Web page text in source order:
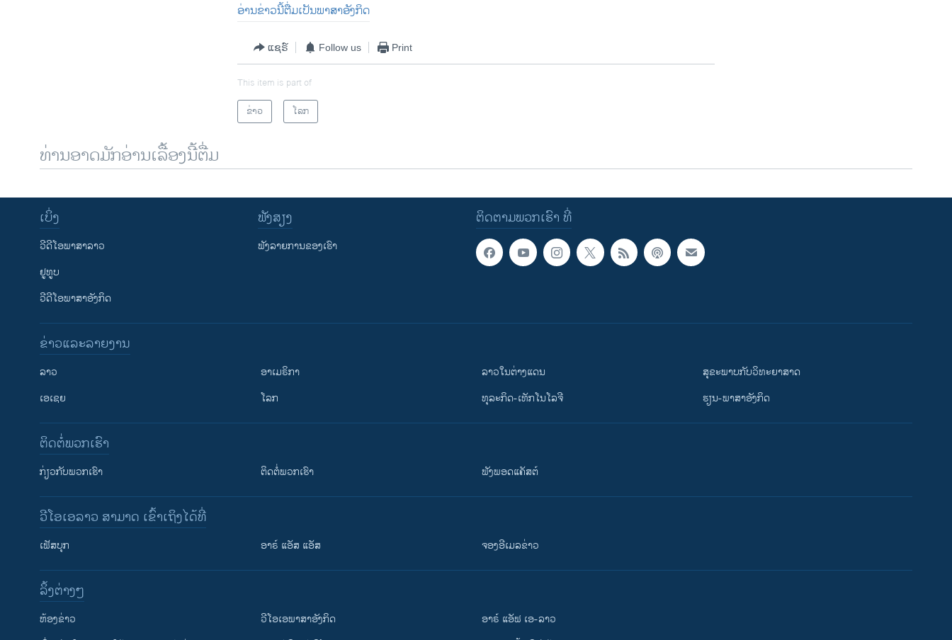
ຕິດຕາມພວກເຮົາ ທີ່
ອ່ານ​ຂ່າວນີ້​ຕື່ມ​ເປັນ​ພາ​ສາ​ອັງ​ກິດ
ແຊຣ໌ Follow us Print
This item is part of
ຂ່າວ
ໂລກ
ທ່ານອາດມັກອ່ານເລື້ອງນີ້ຕື່ມ
ຕິດຕາມພວກເຮົາ ທີ່
ເບິ່ງ
ວີດີໂອພາສາລາວ
ຢູທູບ
ວີດີໂອພາສາອັງກິດ
ຟັງສຽງ
ຟັງລາຍການຂອງເຮົາ
ຂ່າວແລະລາຍງານ
ລາວ
ເອເຊຍ
ອາເມຣິກາ
ໂລກ
ລາວໃນຕ່າງແດນ
ທຸລະກິດ-ເທັກໂນໂລຈີ
ສຸຂະພາບກັບວິທະຍາສາດ
ຮຽນ-ພາສາອັງກິດ
ຕິດຕໍ່ພວກເຮົາ
ກ່ຽວກັບພວກເຮົາ ຕິດຕໍ່ພວກເຮົາ ຟັງພອດແຄັສຕ໌
ວີໂອເອລາວ ສາມາດ ເຂົ້າເຖິງໄດ້ທີ່
ເຟັສບຸກ ອາຣ໌ ແອັສ ແອັສ ຈອງອີເມລຂ່າວ
​ລິ້ງ​ຕ່າງໆ
​ຫ້ອງ​ຂ່າວ
ວີ​ໂອ​ເອ​ພາ​ສາ​ອັງ​ກິດ
ອາຣ໌ ແອັຟ ເອ-ລາວ